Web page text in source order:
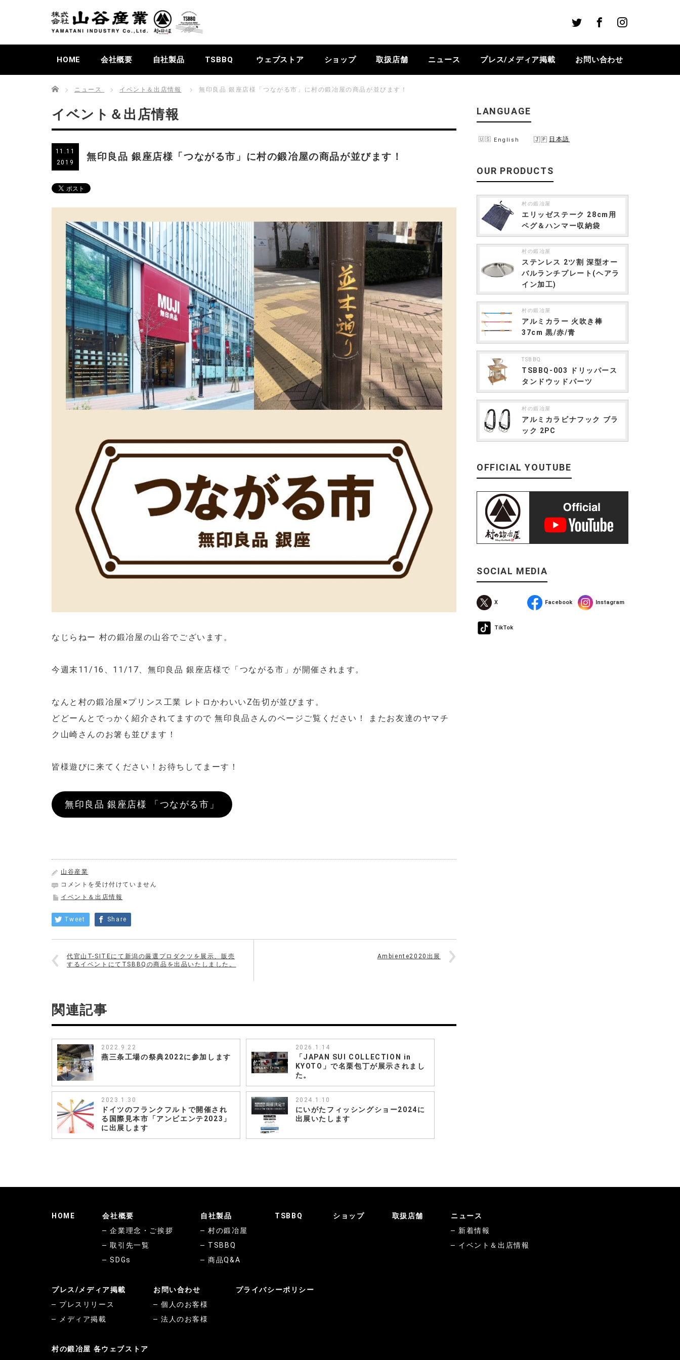
Instagram
HOME 会社概要 自社製品 TSBBQ ウェブストア ショップ 取扱店舗 ニュース プレス/メディア掲載 お問い合わせ
Home ニュース イベント＆出店情報 無印良品 銀座店様「つながる市」に村の鍛冶屋の商品が並びます！
イベント＆出店情報
11.11
2019
無印良品 銀座店様「つながる市」に村の鍛冶屋の商品が並びます！
なじらねー 村の鍛冶屋の山谷でございます。
今週末11/16、11/17、無印良品 銀座店様で「つながる市」が開催されます。
なんと村の鍛冶屋×プリンス工業 レトロかわいいZ缶切が並びます。
どどーんとでっかく紹介されてますので 無印良品さんのページご覧ください！ またお友達のヤマチ
ク山崎さんのお箸も並びます！
皆様遊びに来てください！お待ちしてまーす！
無印良品 銀座店様 「つながる市」
山谷産業
無
印
品
銀
店
「つ
に
村
の
鍛
冶
屋
の
商
品
並
び
ま
す！
コメントを受け付けていません
イベント＆出店情報
Tweet Share
代官山T-SITEにて新潟の厳選プロダクツを展示、販売
するイベントにてTSBBQの商品を出品いたしました。
Ambiente2020出展
関連記事
2022.9.22
燕三条工場の祭典2022に参加します
2026.1.14
「JAPAN SUI COLLECTION in
KYOTO」で名栗包丁が展示されまし
た。
2023.1.30
ドイツのフランクフルトで開催され
る国際見本市「アンビエンテ2023」
に出展します
2024.1.10
にいがたフィッシングショー2024に
出展いたします
LANGUAGE
English 日本語
OUR PRODUCTS
村の鍛冶屋
エリッゼステーク 28cm用
ペグ＆ハンマー収納袋
村の鍛冶屋
ステンレス 2ツ割 深型オー
バルランチプレート(ヘアラ
イン加工)
村の鍛冶屋
アルミカラー 火吹き棒
37cm 黒/赤/青
TSBBQ
TSBBQ-003 ドリッパース
タンドウッドパーツ
村の鍛冶屋
アルミカラビナフック ブラ
ック 2PC
OFFICIAL YOUTUBE
SOCIAL MEDIA
X Facebook Instagram
TikTok
HOME
会社概要
企業理念・ご挨拶
取引先一覧
SDGs
自社製品
村の鍛冶屋
TSBBQ
商品Q&A
TSBBQ ショップ 取扱店舗
ニュース
新着情報
イベント＆出店情報
プレス/メディア掲載
プレスリリース
メディア掲載
お問い合わせ
個人のお客様
法人のお客様
プライバシーポリシー
村の鍛冶屋 各ウェブストア